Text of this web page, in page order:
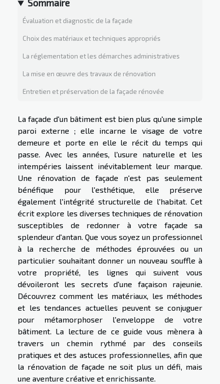
Sommaire
Évaluation et diagnostic de la façade
Choix des matériaux et techniques appropriés
La réglementation et les démarches administratives
La mise en œuvre des travaux de rénovation
Entretien et préservation de la façade rénovée
La façade d'un bâtiment est bien plus qu'une simple
paroi externe ; elle incarne le visage de votre
demeure et porte en elle le récit du temps qui
passe. Avec les années, l'usure naturelle et les
intempéries laissent inévitablement leur marque.
Une rénovation de façade n'est pas seulement
bénéfique pour l'esthétique, elle préserve
également l'intégrité structurelle de l'habitat. Cet
écrit explore les diverses techniques de rénovation
susceptibles de redonner à votre façade sa
splendeur d'antan. Que vous soyez un professionnel
à la recherche de méthodes éprouvées ou un
particulier souhaitant donner un nouveau souffle à
votre propriété, les lignes qui suivent vous
dévoileront les secrets d'une façaison rajeunie.
Découvrez comment les matériaux, les méthodes
et les tendances actuelles peuvent se conjuguer
pour métamorphoser l'enveloppe de votre
bâtiment. La lecture de ce guide vous mènera à
travers un chemin rythmé par des conseils
pratiques et des astuces professionnelles, afin que
la rénovation de façade ne soit plus un défi, mais
une aventure créative et enrichissante.